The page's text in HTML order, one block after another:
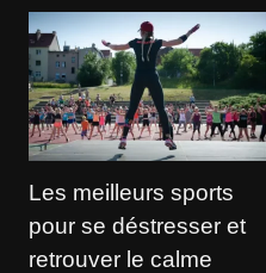
Les meilleurs sports
pour se déstresser et
retrouver le calme